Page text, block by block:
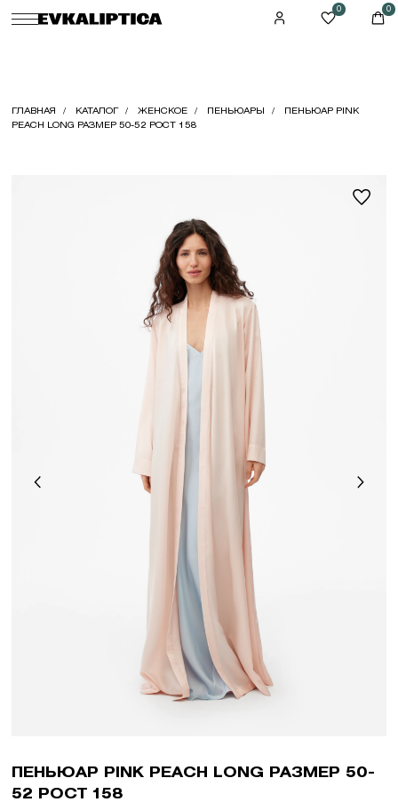
0 0
ГЛАВНАЯ КАТАЛОГ ЖЕНСКОЕ ПЕНЬЮАРЫ
ПЕНЬЮАР PINK
PEACH LONG РАЗМЕР 50-52 РОСТ 158
ПЕНЬЮАР PINK PEACH LONG РАЗМЕР 50-
52 РОСТ 158